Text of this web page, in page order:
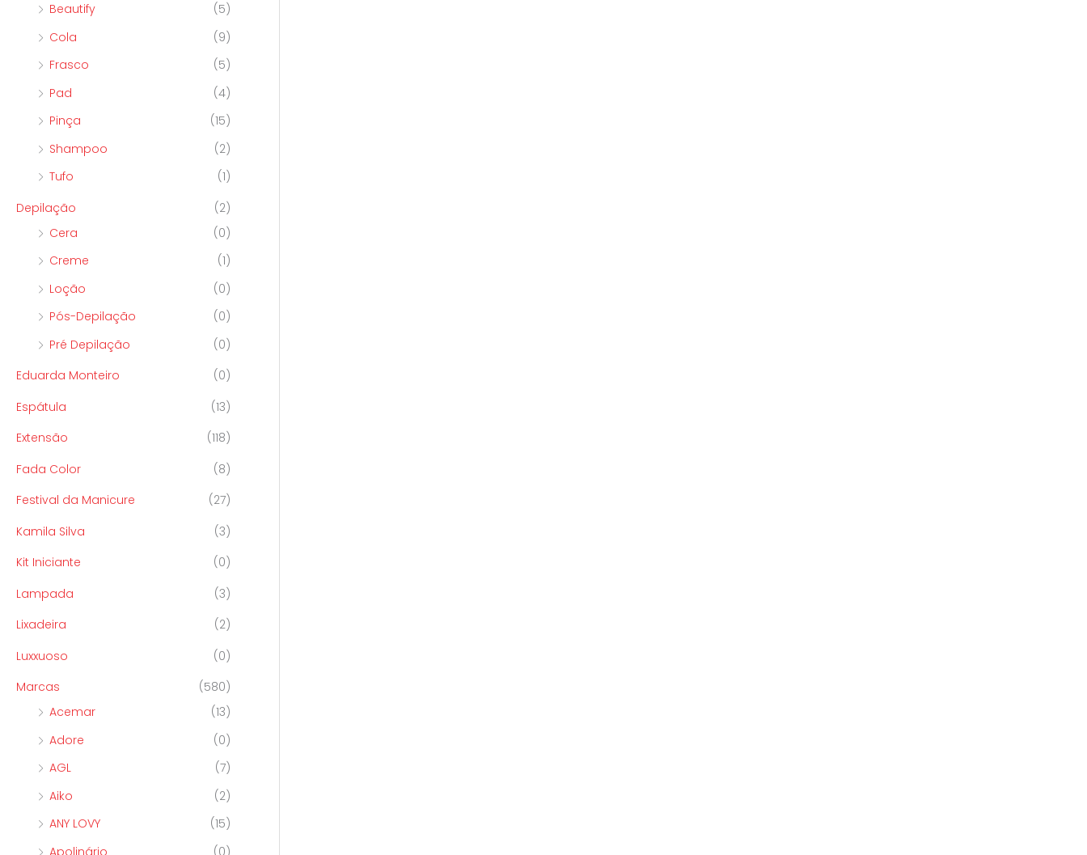
Beautify
(5)
Cola
(9)
Frasco
(5)
Pad
(4)
Pinça
(15)
Shampoo
(2)
Tufo
(1)
Depilação
(2)
Cera
(0)
Creme
(1)
Loção
(0)
Pós-Depilação
(0)
Pré Depilação
(0)
Eduarda Monteiro
(0)
Espátula
(13)
Extensão
(118)
Fada Color
(8)
Festival da Manicure
(27)
Kamila Silva
(3)
Kit Iniciante
(0)
Lampada
(3)
Lixadeira
(2)
Luxxuoso
(0)
Marcas
(580)
Acemar
(13)
Adore
(0)
AGL
(7)
Aiko
(2)
ANY LOVY
(15)
Apolinário
(0)